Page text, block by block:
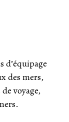
d’équipage
des mers,
voyage,